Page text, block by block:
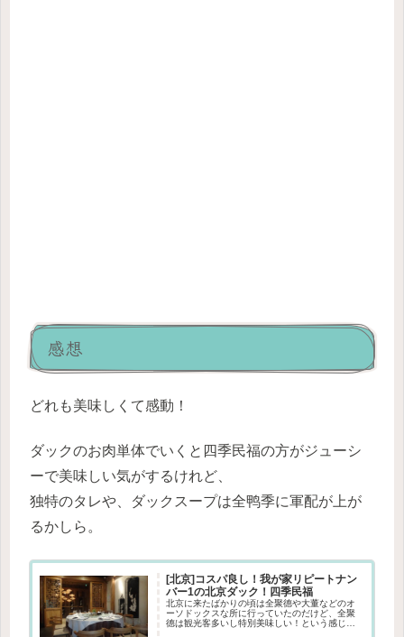
感想
どれも美味しくて感動！
ダックのお肉単体でいくと四季民福の方がジューシ
ーで美味しい気がするけれど、
独特のタレや、ダックスープは全鸭季に軍配が上が
るかしら。
[北京]コスパ良し！我が家リピートナン
バー1の北京ダック！四季民福
北京に来たばかりの頃は全聚德や大董などのオ
ーソドックスな所に行っていたのだけど、全聚
德は観光客多いし特別美味しい！という感じで